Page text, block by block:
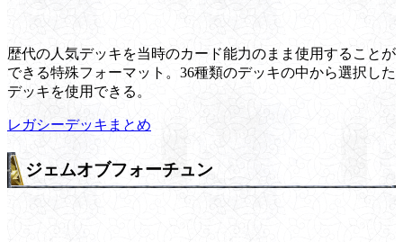
歴代の人気デッキを当時のカード能力のまま使用することが
できる特殊フォーマット。36種類のデッキの中から選択した
デッキを使用できる。
レガシーデッキまとめ
ジェムオブフォーチュン